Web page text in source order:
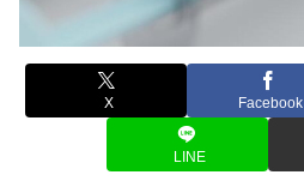
X Facebook
LINE